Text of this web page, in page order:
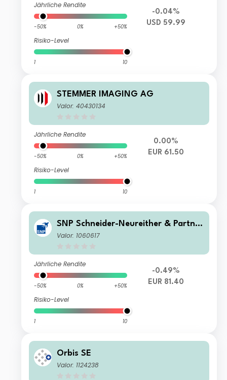
Jährliche Rendite
-50% 0% +50%
Risiko-Level
1 10
-0.04%
USD 59.99
STEMMER IMAGING AG
Valor: 40430134
Jährliche Rendite
-50% 0% +50%
Risiko-Level
1 10
0.00%
EUR 61.50
SNP Schneider-Neureither & Partner
SE
Valor: 1060617
Jährliche Rendite
-50% 0% +50%
Risiko-Level
1 10
-0.49%
EUR 81.40
Orbis SE
Valor: 1124238